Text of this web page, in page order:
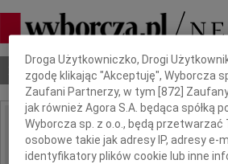
Nekrologi Odeszli Poradnik
IMIĘ I NAZWISKO: Waldemar
Dbamy o Twoją prywatność
Droga Użytkowniczko, Drogi
zgodę klikając "Akceptuję", Wyborcza
Zaufani Partnerzy, w tym [872 ]
jak również Agora S.A. będąca spółką
Wyborcza sp. z o.o., będą przetwarzać
osobowe takie jak adresy IP, adresy e-
identyfikatory plików cookie lub inne